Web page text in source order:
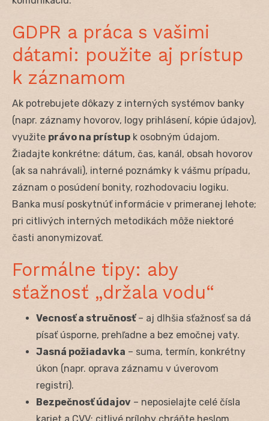
GDPR a práca s vašimi
dátami: použite aj prístup
k záznamom
Ak potrebujete dôkazy z interných systémov banky
(napr. záznamy hovorov, logy prihlásení, kópie údajov),
využite právo na prístup k osobným údajom.
Žiadajte konkrétne: dátum, čas, kanál, obsah hovorov
(ak sa nahrávali), interné poznámky k vášmu prípadu,
záznam o posúdení bonity, rozhodovaciu logiku.
Banka musí poskytnúť informácie v primeranej lehote;
pri citlivých interných metodikách môže niektoré
časti anonymizovať.
Formálne tipy: aby
sťažnosť „držala vodu“
Vecnosť a stručnosť– aj dlhšia sťažnosť sa dá
písať úsporne, prehľadne a bez emočnej vaty.
Jasná požiadavka – suma, termín, konkrétny
úkon (napr. oprava záznamu v úverovom
registri).
Bezpečnosť údajov – neposielajte celé čísla